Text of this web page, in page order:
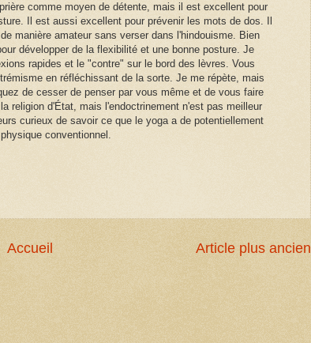
comme moyen de détente, mais il est excellent pour
Il est aussi excellent pour prévenir les mots de dos. Il
manière amateur sans verser dans l'hindouisme. Bien
développer de la flexibilité et une bonne posture. Je
rapides et le "contre" sur le bord des lèvres. Vous
en réfléchissant de la sorte. Je me répète, mais
de cesser de penser par vous même et de vous faire
religion d'État, mais l'endoctrinement n'est pas meilleur
curieux de savoir ce que le yoga a de potentiellement
conventionnel.
Article plus ancien
Accueil